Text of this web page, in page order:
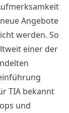
Angebote
werden. So
einer der
TIA bekannt
und